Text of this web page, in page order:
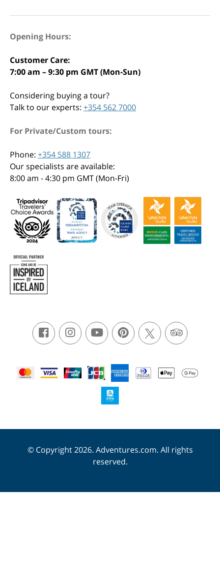
Opening Hours:
Customer Care:
7:00 am – 9:30 pm GMT (Mon-Sun)
Considering buying a tour?
Talk to our experts: +354 562 7000
For Private/Custom tours:
Phone: +354 588 1307
Our specialists are available:
8:00 am - 4:30 pm GMT (Mon-Fri)
© Copyright 2026. Adventures.com. All rights
reserved.